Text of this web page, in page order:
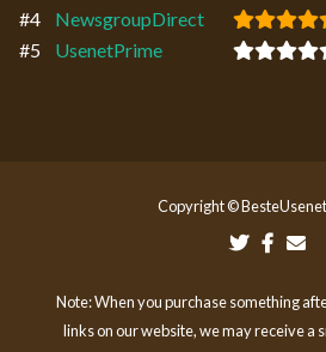
#4
NewsgroupDirect
#5
UsenetPrime
Copyright ©
Note: When you purchase something
links on our website, we may receive a